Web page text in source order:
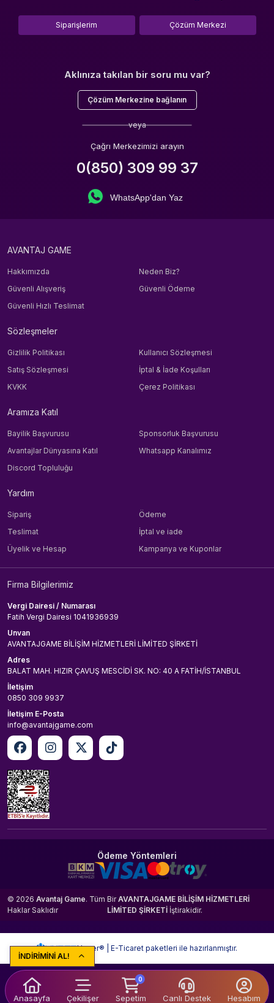
İNDİRİMİNİ AL!
Anasayfa Çekilişer
0
Sepetim Canlı Destek Hesabım
Siparişlerim Çözüm Merkezi
Aklınıza takılan bir soru mu var?
Çözüm Merkezine bağlanın
veya
Çağrı Merkezimizi arayın
0(850) 309 99 37
WhatsApp'dan Yaz
AVANTAJ GAME
Hakkımızda
Neden Biz?
Güvenli Alışveriş
Güvenli Ödeme
Güvenli Hızlı Teslimat
Sözleşmeler
Gizlilik Politikası
Kullanıcı Sözleşmesi
Satış Sözleşmesi
İptal & İade Koşulları
KVKK
Çerez Politikası
Aramıza Katıl
Bayilik Başvurusu
Sponsorluk Başvurusu
Avantajlar Dünyasına Katıl
Whatsapp Kanalımız
Discord Topluluğu
Yardım
Sipariş
Ödeme
Teslimat
İptal ve iade
Üyelik ve Hesap
Kampanya ve Kuponlar
Firma Bilgilerimiz
Vergi Dairesi / Numarası
Fatih Vergi Dairesi 1041936939
Unvan
AVANTAJGAME BİLİŞİM HİZMETLERİ LİMİTED ŞİRKETİ
Adres
BALAT MAH. HIZIR ÇAVUŞ MESCİDİ SK. NO: 40 A FATİH/İSTANBUL
İletişim
0850 309 9937
İletişim E-Posta
info@avantajgame.com
Ödeme Yöntemleri
© 2026 Avantaj Game. Tüm
Haklar Saklıdır
BirAVANTAJGAME BİLİŞİM HİZMETLERİ
LİMİTED ŞİRKETİ İştirakidir.
Hyper® | E-Ticaret paketleri ile hazırlanmıştır.